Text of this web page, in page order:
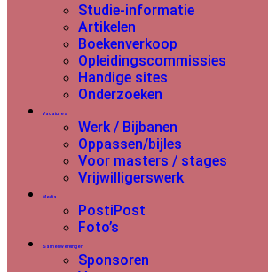
Studie-informatie
Artikelen
Boekenverkoop
Opleidingscommissies
Handige sites
Onderzoeken
Vacatures
Werk / Bijbanen
Oppassen/bijles
Voor masters / stages
Vrijwilligerswerk
Media
PostiPost
Foto’s
Samenwerkingen
Sponsoren